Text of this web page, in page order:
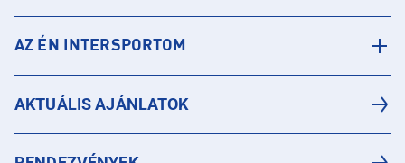
AZ ÉN INTERSPORTOM
AKTUÁLIS AJÁNLATOK